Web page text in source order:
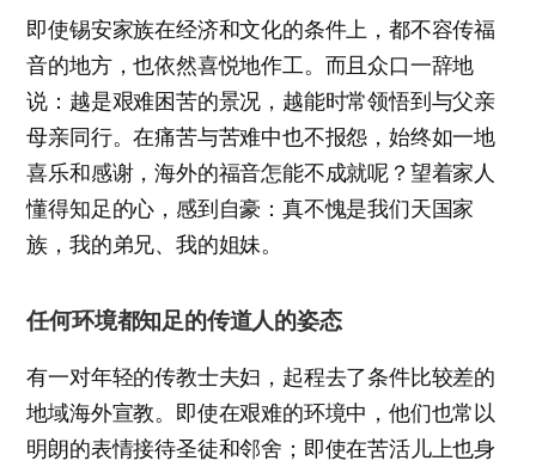
即使锡安家族在经济和文化的条件上，都不容传福
音的地方，也依然喜悦地作工。而且众口一辞地
说：越是艰难困苦的景况，越能时常领悟到与父亲
母亲同行。在痛苦与苦难中也不报怨，始终如一地
喜乐和感谢，海外的福音怎能不成就呢？望着家人
懂得知足的心，感到自豪：真不愧是我们天国家
族，我的弟兄、我的姐妹。
任何环境都知足的传道人的姿态
有一对年轻的传教士夫妇，起程去了条件比较差的
地域海外宣教。即使在艰难的环境中，他们也常以
明朗的表情接待圣徒和邻舍；即使在苦活儿上也身